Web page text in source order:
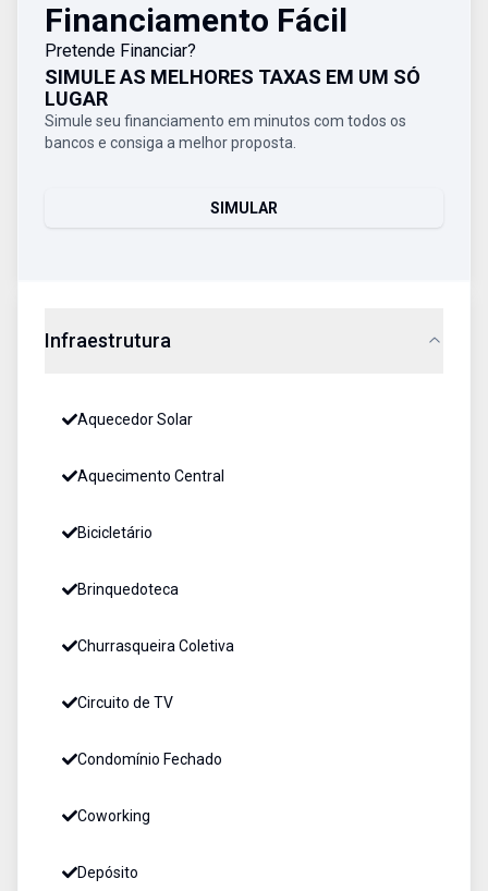
Financiamento Fácil
Pretende Financiar?
SIMULE AS MELHORES TAXAS EM UM SÓ
LUGAR
Simule seu financiamento em minutos com todos os
bancos e consiga a melhor proposta.
SIMULAR
Infraestrutura
Aquecedor Solar
Aquecimento Central
Bicicletário
Brinquedoteca
Churrasqueira Coletiva
Circuito de TV
Condomínio Fechado
Coworking
Depósito